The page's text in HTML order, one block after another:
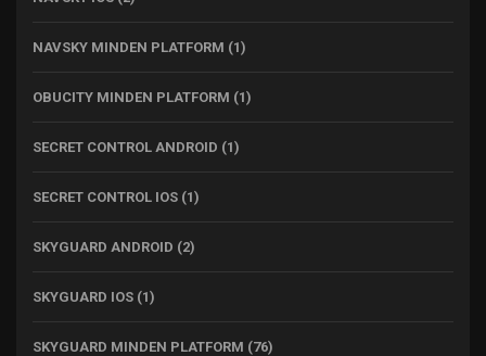
NAVSKY MINDEN PLATFORM (1)
OBUCITY MINDEN PLATFORM (1)
SECRET CONTROL ANDROID (1)
SECRET CONTROL IOS (1)
SKYGUARD ANDROID (2)
SKYGUARD IOS (1)
SKYGUARD MINDEN PLATFORM (76)